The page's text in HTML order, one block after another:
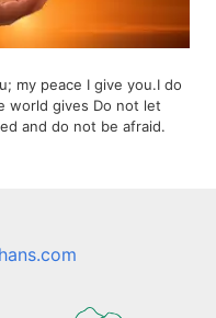
my peace I give you.I do
world gives Do not let
and do not be afraid.